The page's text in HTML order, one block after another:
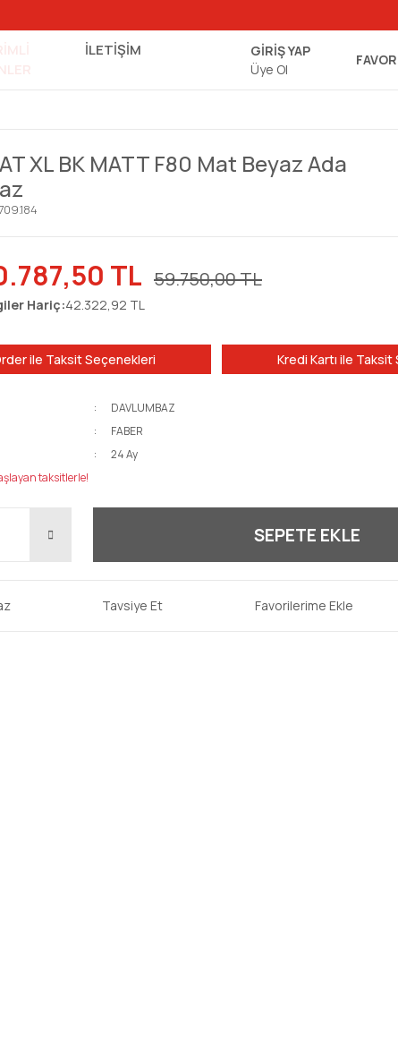
İLETİŞİM
GİRİŞ YAP
Üye Ol
XL BK MATT F80 Mat Beyaz Ada
TL
Hariç:42.322,92 TL
59.750,00 TL
ile Taksit Seçenekleri Kredi Kartı ile
DAVLUMBAZ
FABER
24 Ay
taksitlerle!
SEPETE EKLE
Tavsiye Et